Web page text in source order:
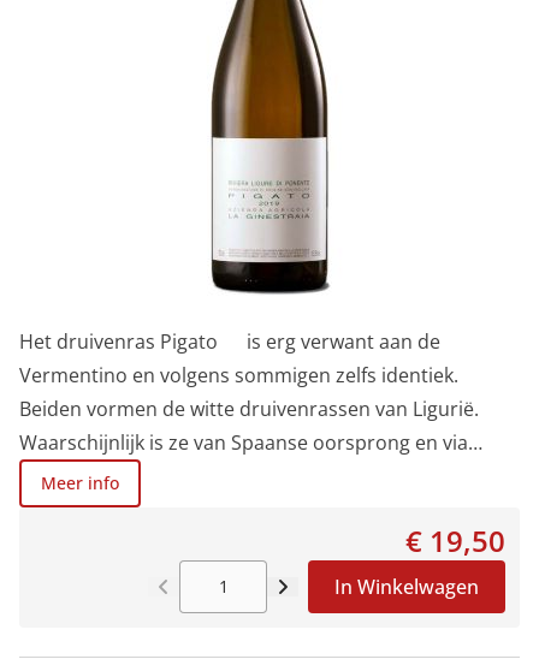
Het druivenras Pigato is erg verwant aan de
Vermentino en volgens sommigen zelfs identiek.
Beiden vormen de witte druivenrassen van Ligurië.
Waarschijnlijk is ze van Spaanse oorsprong en via
Corsica in Ligurië geraakt. La Ginestraia is een nog
relatief jong en klein domein, omgeven door het groen
van olijfbomen en wijngaarden, op een kleine heuvel in
de buurt van de Middellandse Zee, op een steenworp
afstand van het oude en karakteristieke Ligurische
Meer info
€ 19,50
In Winkelwagen